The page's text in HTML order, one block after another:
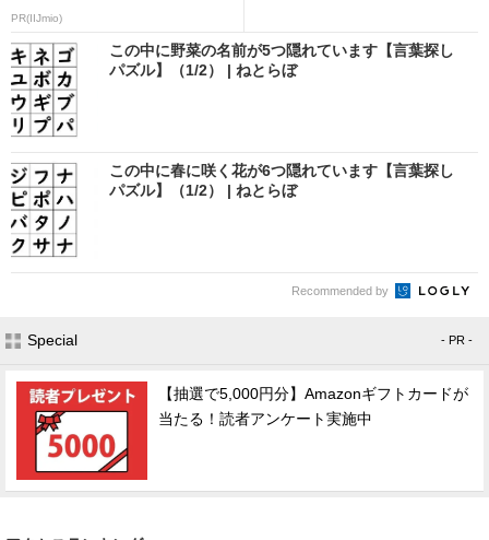
PR(IIJmio)
この中に野菜の名前が5つ隠れています【言葉探し
パズル】（1/2） | ねとらぼ
この中に春に咲く花が6つ隠れています【言葉探し
パズル】（1/2） | ねとらぼ
Recommended by
Special - PR -
【抽選で5,000円分】Amazonギフトカードが
当たる！読者アンケート実施中